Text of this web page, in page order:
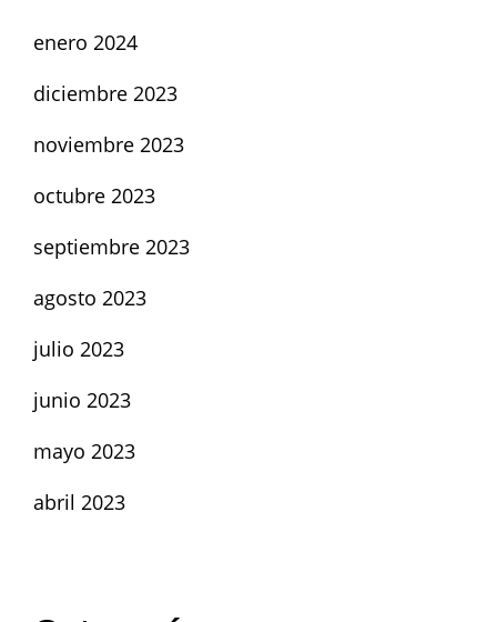
enero 2024
diciembre 2023
noviembre 2023
octubre 2023
septiembre 2023
agosto 2023
julio 2023
junio 2023
mayo 2023
abril 2023